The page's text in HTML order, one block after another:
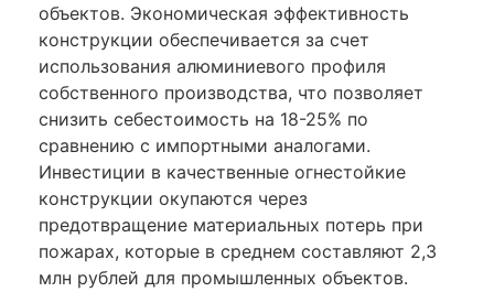
объектов. Экономическая эффективность
конструкции обеспечивается за счет
использования алюминиевого профиля
собственного производства, что позволяет
снизить себестоимость на 18-25% по
сравнению с импортными аналогами.
Инвестиции в качественные огнестойкие
конструкции окупаются через
предотвращение материальных потерь при
пожарах, которые в среднем составляют 2,3
млн рублей для промышленных объектов.